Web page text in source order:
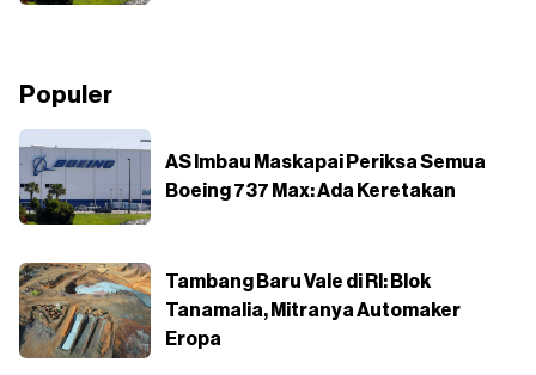
Populer
AS Imbau Maskapai Periksa Semua
Boeing 737 Max: Ada Keretakan
Tambang Baru Vale di RI: Blok
Tanamalia, Mitranya Automaker
Eropa